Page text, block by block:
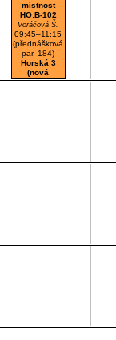
místnost
HO:B-102
Voráčová Š.
09:45–11:15
(přednášková
par. 184)
Horská 3
(nová
budova)